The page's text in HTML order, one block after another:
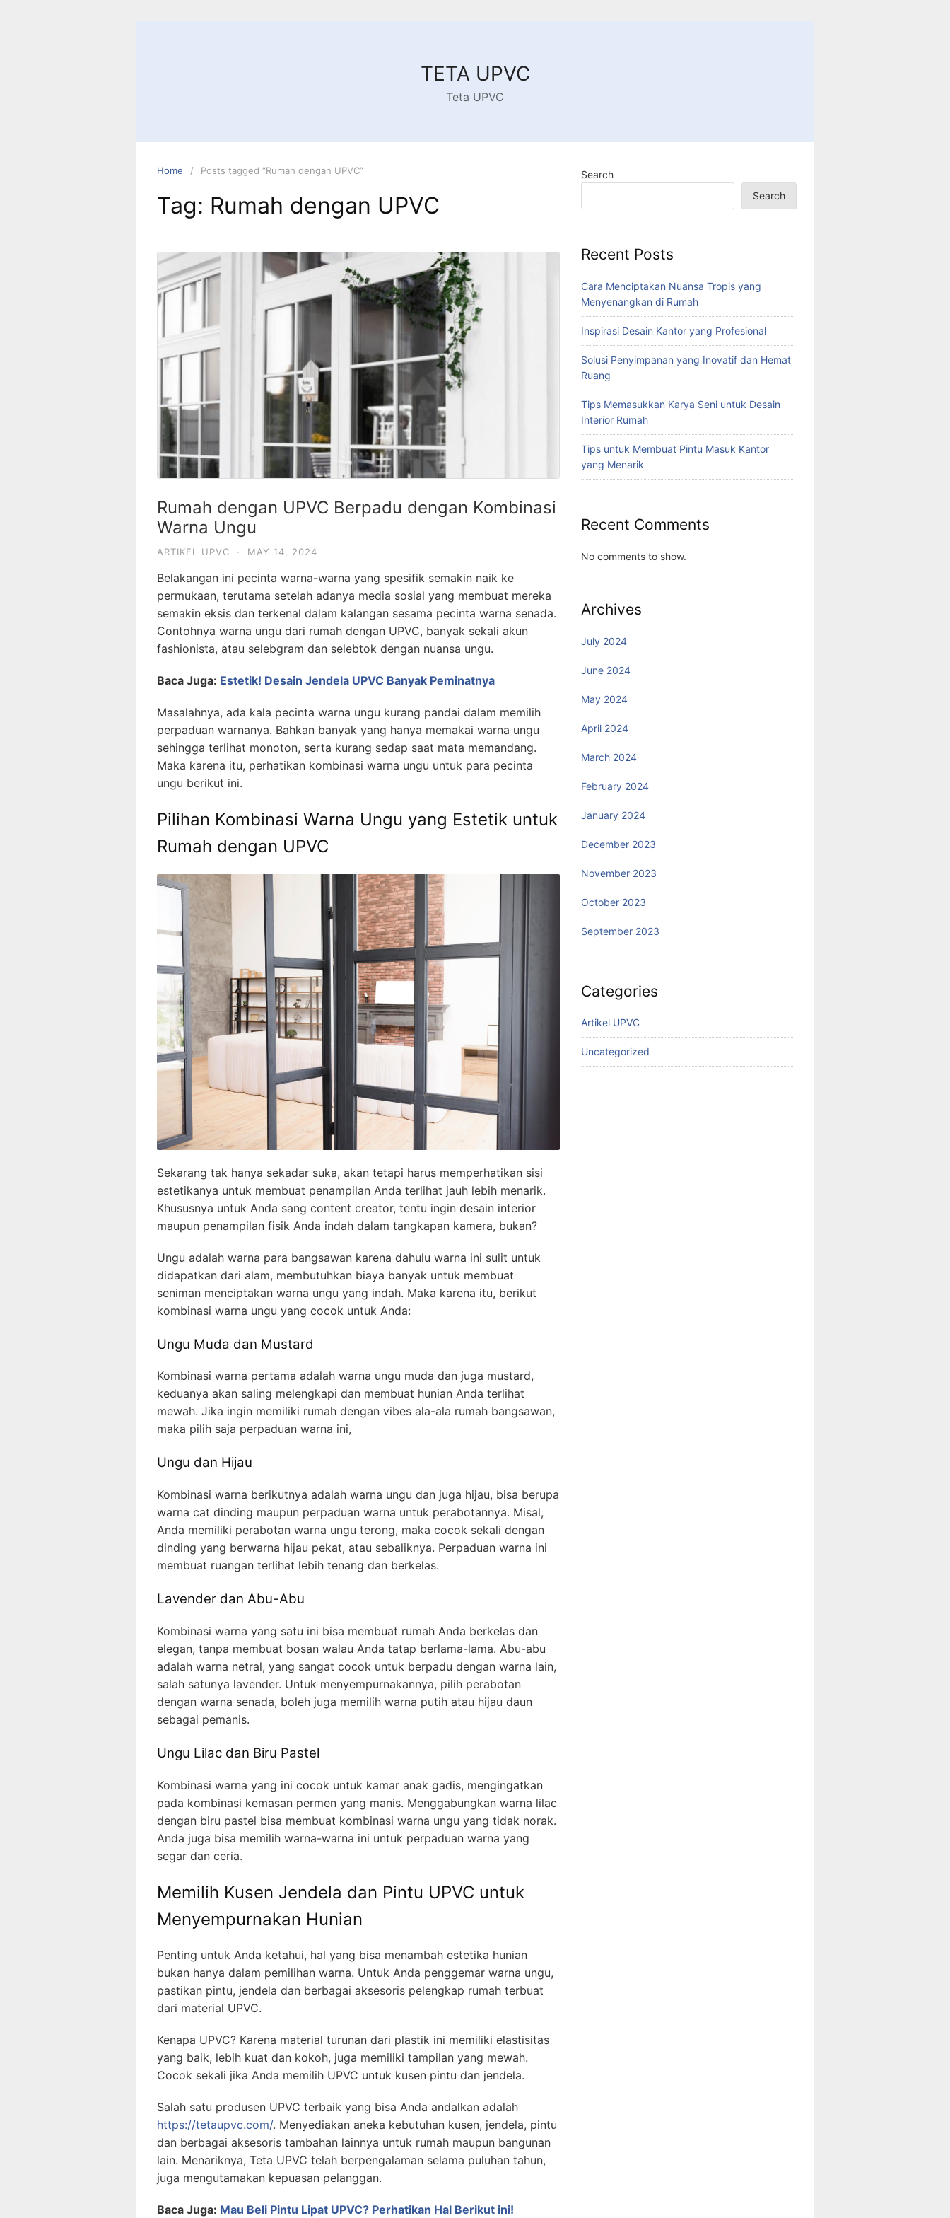
TETA UPVC
Teta UPVC
Home Posts tagged “Rumah dengan UPVC”
Tag: Rumah dengan UPVC
Rumah dengan UPVC Berpadu dengan Kombinasi
Warna Ungu
ARTIKEL UPVC · MAY 14, 2024
Belakangan ini pecinta warna-warna yang spesifik semakin naik ke
permukaan, terutama setelah adanya media sosial yang membuat mereka
semakin eksis dan terkenal dalam kalangan sesama pecinta warna senada.
Contohnya warna ungu dari rumah dengan UPVC, banyak sekali akun
fashionista, atau selebgram dan selebtok dengan nuansa ungu.
Baca Juga: Estetik! Desain Jendela UPVC Banyak Peminatnya
Masalahnya, ada kala pecinta warna ungu kurang pandai dalam memilih
perpaduan warnanya. Bahkan banyak yang hanya memakai warna ungu
sehingga terlihat monoton, serta kurang sedap saat mata memandang.
Maka karena itu, perhatikan kombinasi warna ungu untuk para pecinta
ungu berikut ini.
Pilihan Kombinasi Warna Ungu yang Estetik untuk
Rumah dengan UPVC
Sekarang tak hanya sekadar suka, akan tetapi harus memperhatikan sisi
estetikanya untuk membuat penampilan Anda terlihat jauh lebih menarik.
Khususnya untuk Anda sang content creator, tentu ingin desain interior
maupun penampilan fisik Anda indah dalam tangkapan kamera, bukan?
Ungu adalah warna para bangsawan karena dahulu warna ini sulit untuk
didapatkan dari alam, membutuhkan biaya banyak untuk membuat
seniman menciptakan warna ungu yang indah. Maka karena itu, berikut
kombinasi warna ungu yang cocok untuk Anda:
Ungu Muda dan Mustard
Kombinasi warna pertama adalah warna ungu muda dan juga mustard,
keduanya akan saling melengkapi dan membuat hunian Anda terlihat
mewah. Jika ingin memiliki rumah dengan vibes ala-ala rumah bangsawan,
maka pilih saja perpaduan warna ini,
Ungu dan Hijau
Kombinasi warna berikutnya adalah warna ungu dan juga hijau, bisa berupa
warna cat dinding maupun perpaduan warna untuk perabotannya. Misal,
Anda memiliki perabotan warna ungu terong, maka cocok sekali dengan
dinding yang berwarna hijau pekat, atau sebaliknya. Perpaduan warna ini
membuat ruangan terlihat lebih tenang dan berkelas.
Lavender dan Abu-Abu
Kombinasi warna yang satu ini bisa membuat rumah Anda berkelas dan
elegan, tanpa membuat bosan walau Anda tatap berlama-lama. Abu-abu
adalah warna netral, yang sangat cocok untuk berpadu dengan warna lain,
salah satunya lavender. Untuk menyempurnakannya, pilih perabotan
dengan warna senada, boleh juga memilih warna putih atau hijau daun
sebagai pemanis.
Ungu Lilac dan Biru Pastel
Kombinasi warna yang ini cocok untuk kamar anak gadis, mengingatkan
pada kombinasi kemasan permen yang manis. Menggabungkan warna lilac
dengan biru pastel bisa membuat kombinasi warna ungu yang tidak norak.
Anda juga bisa memilih warna-warna ini untuk perpaduan warna yang
segar dan ceria.
Memilih Kusen Jendela dan Pintu UPVC untuk
Menyempurnakan Hunian
Penting untuk Anda ketahui, hal yang bisa menambah estetika hunian
bukan hanya dalam pemilihan warna. Untuk Anda penggemar warna ungu,
pastikan pintu, jendela dan berbagai aksesoris pelengkap rumah terbuat
dari material UPVC.
Kenapa UPVC? Karena material turunan dari plastik ini memiliki elastisitas
yang baik, lebih kuat dan kokoh, juga memiliki tampilan yang mewah.
Cocok sekali jika Anda memilih UPVC untuk kusen pintu dan jendela.
Salah satu produsen UPVC terbaik yang bisa Anda andalkan adalah
https://tetaupvc.com/. Menyediakan aneka kebutuhan kusen, jendela, pintu
dan berbagai aksesoris tambahan lainnya untuk rumah maupun bangunan
lain. Menariknya, Teta UPVC telah berpengalaman selama puluhan tahun,
juga mengutamakan kepuasan pelanggan.
Baca Juga: Mau Beli Pintu Lipat UPVC? Perhatikan Hal Berikut ini!
Search
Search
Recent Posts
Cara Menciptakan Nuansa Tropis yang
Menyenangkan di Rumah
Inspirasi Desain Kantor yang Profesional
Solusi Penyimpanan yang Inovatif dan Hemat
Ruang
Tips Memasukkan Karya Seni untuk Desain
Interior Rumah
Tips untuk Membuat Pintu Masuk Kantor
yang Menarik
Recent Comments
No comments to show.
Archives
July 2024
June 2024
May 2024
April 2024
March 2024
February 2024
January 2024
December 2023
November 2023
October 2023
September 2023
Categories
Artikel UPVC
Uncategorized